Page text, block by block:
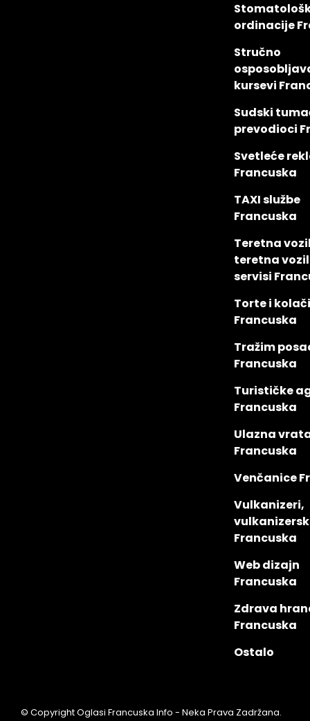
ordinacije
Stručno
kursevi
Sudski
prevodioci
Svetleće
Francuska
TAXI službe
Francuska
Teretna
teretna
servisi
Torte i kolači
Francuska
Tražim
Francuska
Turističke
Francuska
Ulazna
Francuska
Venčanice
Vulkanizeri,
Francuska
Web dizajn
Francuska
Zdrava
Francuska
Ostalo
© Copyright Oglasi Francuska Info - Neka Prava Zadržana.